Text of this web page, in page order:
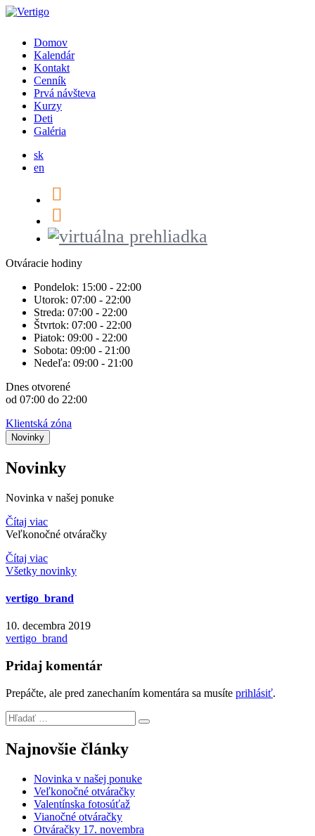
Domov
Kalendár
Kontakt
Cenník
Prvá návšteva
Kurzy
Deti
Galéria
sk
en
Otváracie hodiny
Pondelok: 15:00 - 22:00
Utorok: 07:00 - 22:00
Streda: 07:00 - 22:00
Štvrtok: 07:00 - 22:00
Piatok: 09:00 - 22:00
Sobota: 09:00 - 21:00
Nedeľa: 09:00 - 21:00
Dnes otvorené
od 07:00 do 22:00
Klientská zóna
Novinky
Novinky
Novinka v našej ponuke
Čítaj viac
Veľkonočné otváračky
Čítaj viac
Všetky novinky
vertigo_brand
10. decembra 2019
vertigo_brand
Pridaj komentár
Prepáčte, ale pred zanechaním komentára sa musíte prihlásiť.
Najnovšie články
Novinka v našej ponuke
Veľkonočné otváračky
Valentínska fotosúťaž
Vianočné otváračky
Otváračky 17. novembra